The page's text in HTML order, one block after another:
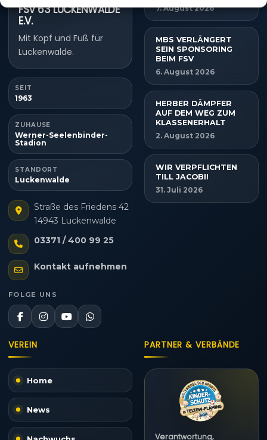
FSV 63 LUCKENWALDE
E.V.
Mit Kopf und Fuß für
Luckenwalde.
SEIT
1963
ZUHAUSE
Werner-Seelenbinder-
Stadion
STANDORT
Luckenwalde
Straße des Friedens 42
14943 Luckenwalde
03371 / 400 99 25
Kontakt aufnehmen
FOLGE UNS
7. August 2026
MBS VERLÄNGERT
SEIN SPONSORING
BEIM FSV
6. August 2026
HERBER DÄMPFER
AUF DEM WEG ZUM
KLASSENERHALT
2. August 2026
WIR VERPFLICHTEN
TILL JACOBI!
31. Juli 2026
VEREIN
Home
News
PARTNER & VERBÄNDE
Verantwortung,